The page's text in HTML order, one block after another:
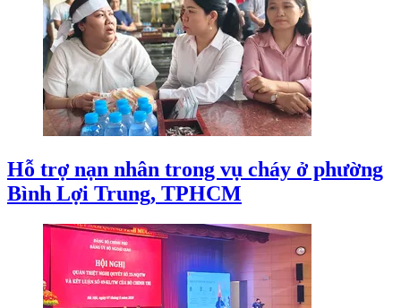
Hỗ trợ nạn nhân trong vụ cháy ở phường
Bình Lợi Trung, TPHCM